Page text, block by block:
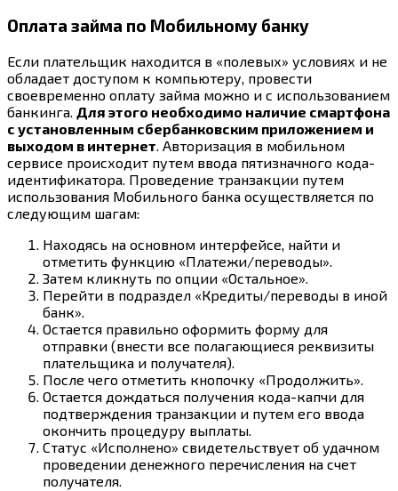
Оплата займа по Мобильному банку
Если плательщик находится в «полевых» условиях и не
обладает доступом к компьютеру, провести
своевременно оплату займа можно и с использованием
банкинга. Для этого необходимо наличие смартфона
с установленным сбербанковским приложением и
выходом в интернет. Авторизация в мобильном
сервисе происходит путем ввода пятизначного кода-
идентификатора. Проведение транзакции путем
использования Мобильного банка осуществляется по
следующим шагам:
Находясь на основном интерфейсе, найти и
отметить функцию «Платежи/переводы».
Затем кликнуть по опции «Остальное».
Перейти в подраздел «Кредиты/переводы в иной
банк».
Остается правильно оформить форму для
отправки (внести все полагающиеся реквизиты
плательщика и получателя).
После чего отметить кнопочку «Продолжить».
Остается дождаться получения кода-капчи для
подтверждения транзакции и путем его ввода
окончить процедуру выплаты.
Статус «Исполнено» свидетельствует об удачном
проведении денежного перечисления на счет
получателя.